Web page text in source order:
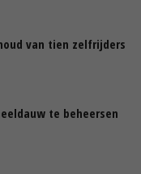
van tien zelfrijders
te beheersen